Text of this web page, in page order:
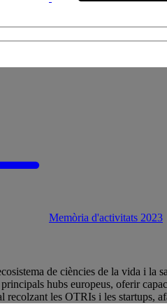
Memòria d'activitats 2023
de ciències de la vida i la
hubs europeus, oferir
recolzant les OTRIs i les startups,